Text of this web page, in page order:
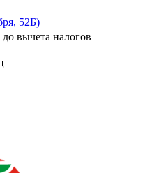
52Б)
до вычета налогов